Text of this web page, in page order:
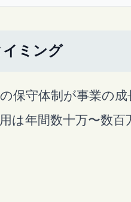
イミング
保守体制が事業の
は年間数十万〜数